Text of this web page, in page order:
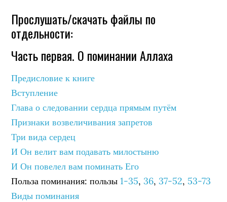
Прослушать/скачать файлы по
отдельности:
Часть первая. О поминании Аллаха
Предисловие к книге
Вступление
Глава о следовании сердца прямым путём
Признаки возвеличивания запретов
Три вида сердец
И Он велит вам подавать милостыню
И Он повелел вам поминать Его
Польза поминания: пользы1-35, 36, 37-52, 53-73
Виды поминания